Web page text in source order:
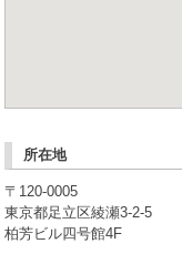
所在地
〒120-0005
東京都足立区綾瀬3-2-5
柏芳ビル四号館4F